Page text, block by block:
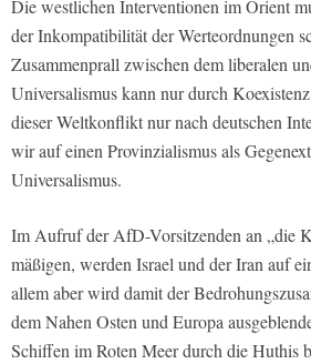
Die westlichen Interventionen im Orient
der Inkompatibilität der Werteordnungen
Zusammenprall zwischen dem liberalen
Universalismus kann nur durch
dieser Weltkonflikt nur nach deutschen
wir auf einen Provinzialismus als
Universalismus.
Im Aufruf der AfD-Vorsitzenden an „die
mäßigen, werden Israel und der Iran auf
allem aber wird damit der
dem Nahen Osten und Europa
Schiffen im Roten Meer durch die Huthis